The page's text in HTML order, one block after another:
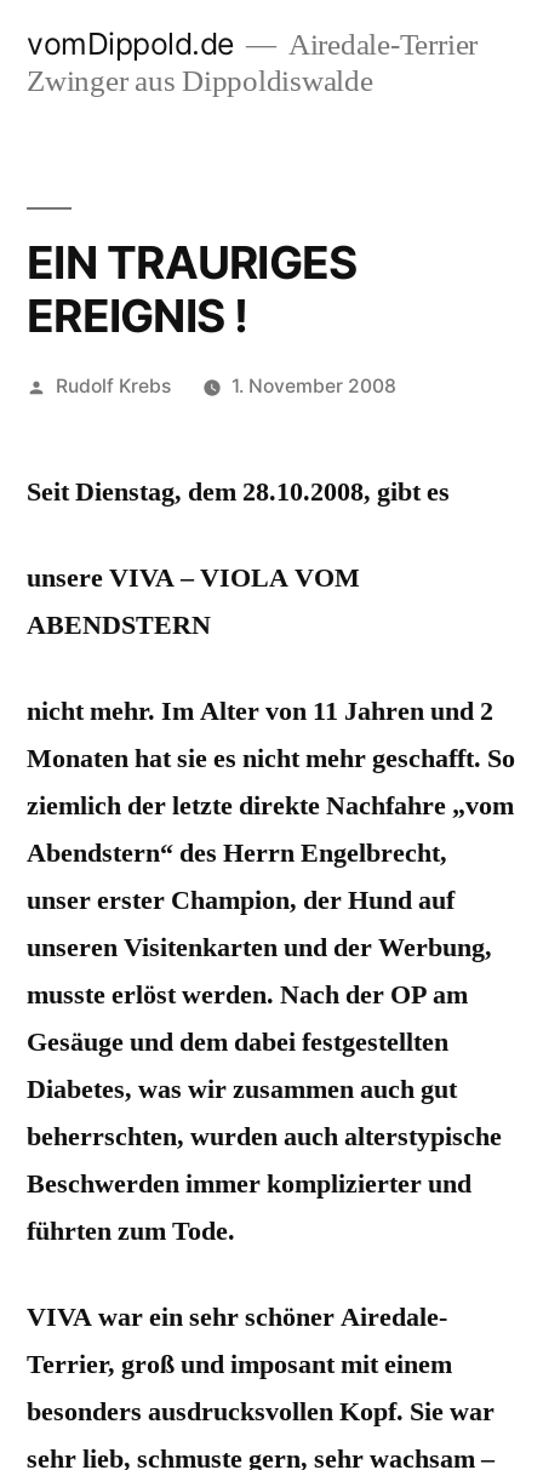
Inhalt
vomDippold.de
Airedale-Terrier
Zwinger aus Dippoldiswalde
EIN TRAURIGES
EREIGNIS !
Veröffentlicht
Rudolf Krebs 1. November 2008
Seit Dienstag, dem 28.10.2008, gibt es
unsere VIVA – VIOLA VOM
ABENDSTERN
nicht mehr. Im Alter von 11 Jahren und 2
Monaten hat sie es nicht mehr geschafft. So
ziemlich der letzte direkte Nachfahre „vom
Abendstern“ des Herrn Engelbrecht,
unser erster Champion, der Hund auf
unseren Visitenkarten und der Werbung,
musste erlöst werden. Nach der OP am
Gesäuge und dem dabei festgestellten
Diabetes, was wir zusammen auch gut
beherrschten, wurden auch alterstypische
Beschwerden immer komplizierter und
führten zum Tode.
VIVA war ein sehr schöner Airedale-
Terrier, groß und imposant mit einem
besonders ausdrucksvollen Kopf. Sie war
sehr lieb, schmuste gern, sehr wachsam –